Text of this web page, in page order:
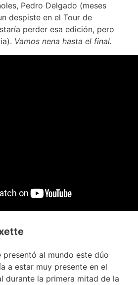
Pedro Delgado (meses
despiste en el Tour de
perder esa edición, pero
Vamos nena hasta el final.
presentó al mundo este dúo
a estar muy presente en el
durante la primera mitad de la